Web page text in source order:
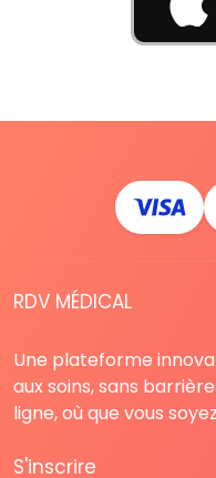
RDV MÉDICAL
Une plateforme
aux soins, sans
ligne, où que vous
S'inscrire